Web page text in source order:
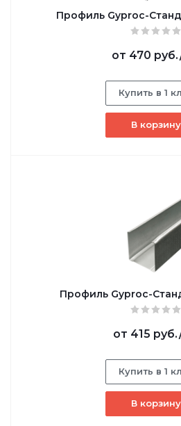
Профиль Gyproc-
от 470 руб.
Купить в 1
В корзину
Профиль Gyproc-
от 415 руб.
Купить в 1
В корзину